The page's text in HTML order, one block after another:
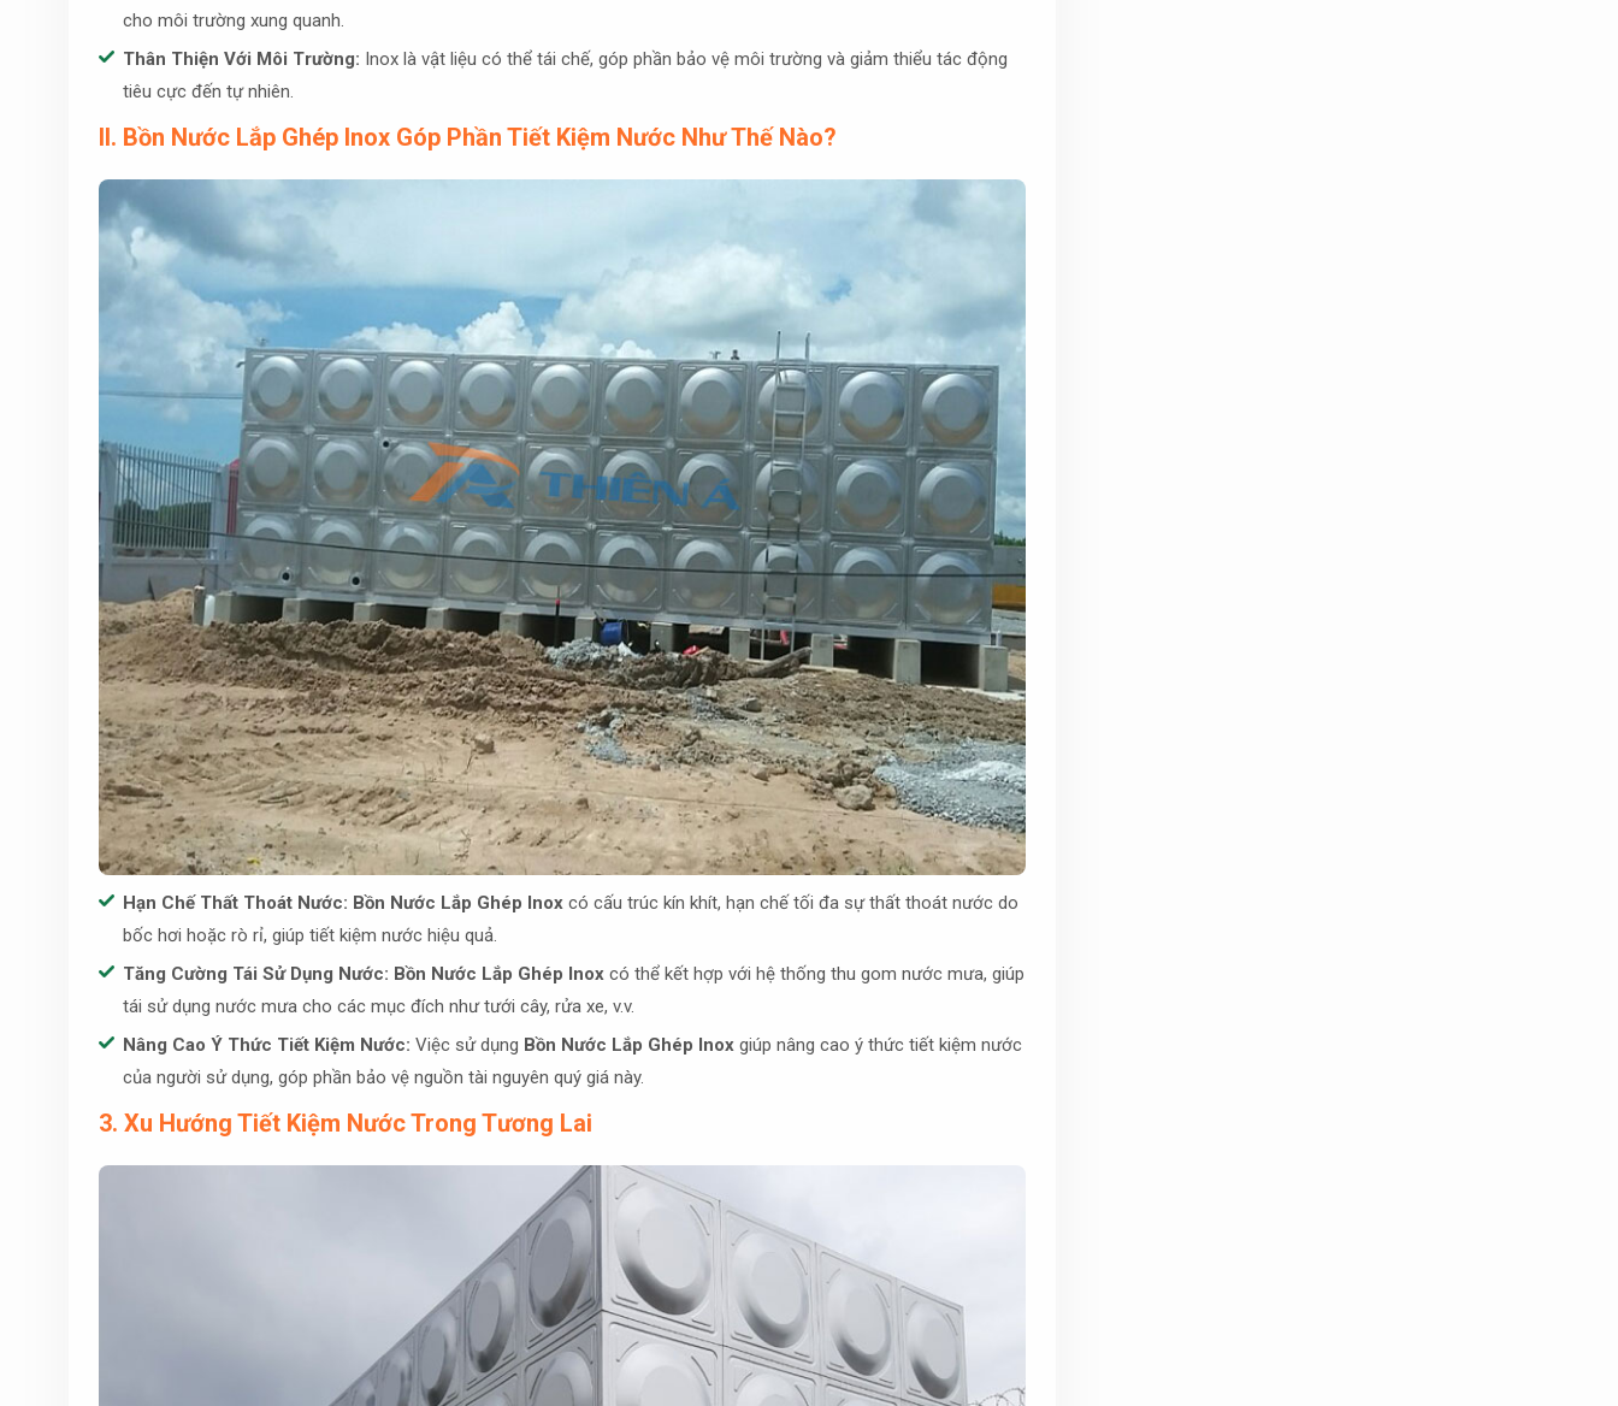
cho môi trường xung quanh.
Thân Thiện Với Môi Trường: Inox là vật liệu có thể tái chế, góp phần bảo vệ môi trường và giảm thiểu tác động
tiêu cực đến tự nhiên.
II. Bồn Nước Lắp Ghép Inox Góp Phần Tiết Kiệm Nước Như Thế Nào?
Hạn Chế Thất Thoát Nước: Bồn Nước Lắp Ghép Inox có cấu trúc kín khít, hạn chế tối đa sự thất thoát nước do
bốc hơi hoặc rò rỉ, giúp tiết kiệm nước hiệu quả.
Tăng Cường Tái Sử Dụng Nước: Bồn Nước Lắp Ghép Inox có thể kết hợp với hệ thống thu gom nước mưa, giúp
tái sử dụng nước mưa cho các mục đích như tưới cây, rửa xe, v.v.
Nâng Cao Ý Thức Tiết Kiệm Nước: Việc sử dụng Bồn Nước Lắp Ghép Inox giúp nâng cao ý thức tiết kiệm nước
của người sử dụng, góp phần bảo vệ nguồn tài nguyên quý giá này.
3. Xu Hướng Tiết Kiệm Nước Trong Tương Lai